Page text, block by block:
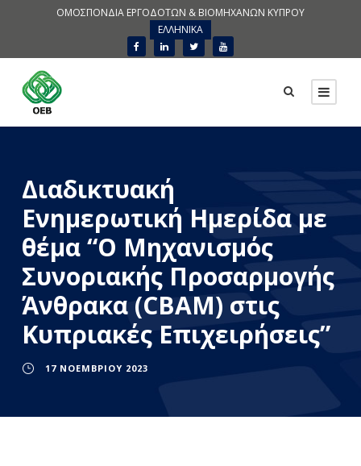
ΟΜΟΣΠΟΝΔΙΑ ΕΡΓΟΔΟΤΩΝ & ΒΙΟΜΗΧΑΝΩΝ ΚΥΠΡΟΥ
ΕΛΛΗΝΙΚΑ
Διαδικτυακή
Ενημερωτική Ημερίδα με
θέμα “Ο Μηχανισμός
Συνοριακής Προσαρμογής
Άνθρακα (CBAM) στις
Κυπριακές Επιχειρήσεις”
17 ΝΟΕΜΒΡΊΟΥ 2023